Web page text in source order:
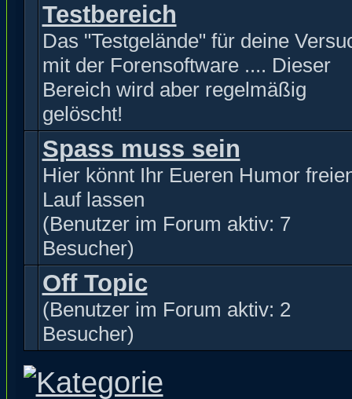
Testbereich
Das "Testgelände" für deine
mit der Forensoftware .... Dieser
Bereich wird aber regelmäßig
gelöscht!
Spass muss sein
Hier könnt Ihr Eueren Humor
Lauf lassen
(Benutzer im Forum aktiv: 7
Besucher)
Off Topic
(Benutzer im Forum aktiv: 2
Besucher)